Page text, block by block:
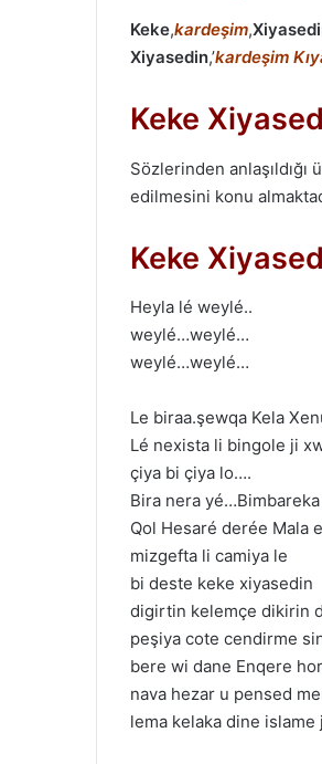
Keke,kardeşim,
Xiyasedin,’kardeşim
Keke
Sözlerinden anlaşıldığı
edilmesini konu
Keke
Heyla lé weylé..
weylé…weylé…
weylé…weylé…
Le biraa.şewqa Kela
Lé nexista li bingole ji
çiya bi çiya lo….
Bira nera
Qol Hesaré derée Mala
mizgefta li camiya le
bi deste keke xiyasedin
digirtin kelemçe dikirin
peşiya cote cendirme
bere wi dane Enqere
nava hezar u pensed
lema kelaka dine